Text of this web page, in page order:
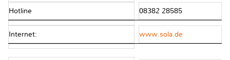
Hotline 08382 28585
Internet: www.sola.de